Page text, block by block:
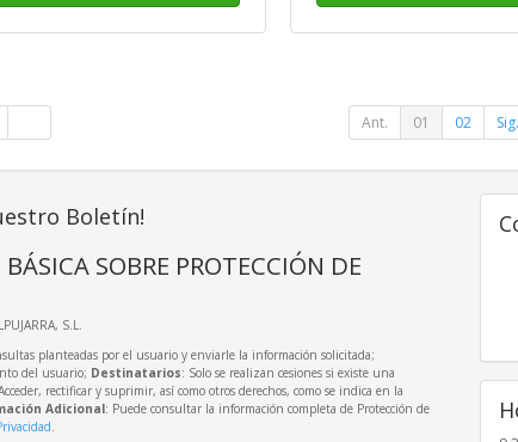
Ant. 01 02 Sig.
Boletín!
SOBRE PROTECCIÓN DE
S.L.
planteadas por el usuario y enviarle la información solicitada;
del usuario; Destinatarios: Solo se realizan cesiones si existe una
rectificar y suprimir, así como otros derechos, como se indica en la
Adicional: Puede consultar la información completa de Protección de
.